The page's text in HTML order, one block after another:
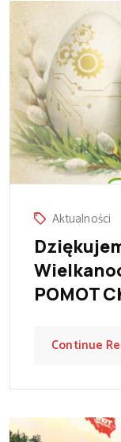
Aktualności
POMOT
Continue